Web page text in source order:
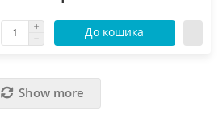
До кошика
Show more